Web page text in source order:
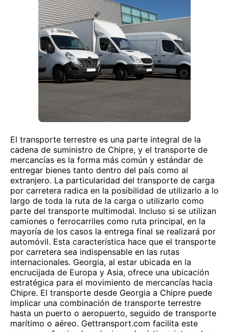
El transporte terrestre es una parte integral de la
cadena de suministro de Chipre, y el transporte de
mercancías es la forma más común y estándar de
entregar bienes tanto dentro del país como al
extranjero. La particularidad del transporte de carga
por carretera radica en la posibilidad de utilizarlo a lo
largo de toda la ruta de la carga o utilizarlo como
parte del transporte multimodal. Incluso si se utilizan
camiones o ferrocarriles como ruta principal, en la
mayoría de los casos la entrega final se realizará por
automóvil. Esta característica hace que el transporte
por carretera sea indispensable en las rutas
internacionales. Georgia, al estar ubicada en la
encrucijada de Europa y Asia, ofrece una ubicación
estratégica para el movimiento de mercancías hacia
Chipre. El transporte desde Georgia a Chipre puede
implicar una combinación de transporte terrestre
hasta un puerto o aeropuerto, seguido de transporte
marítimo o aéreo. Gettransport.com facilita este